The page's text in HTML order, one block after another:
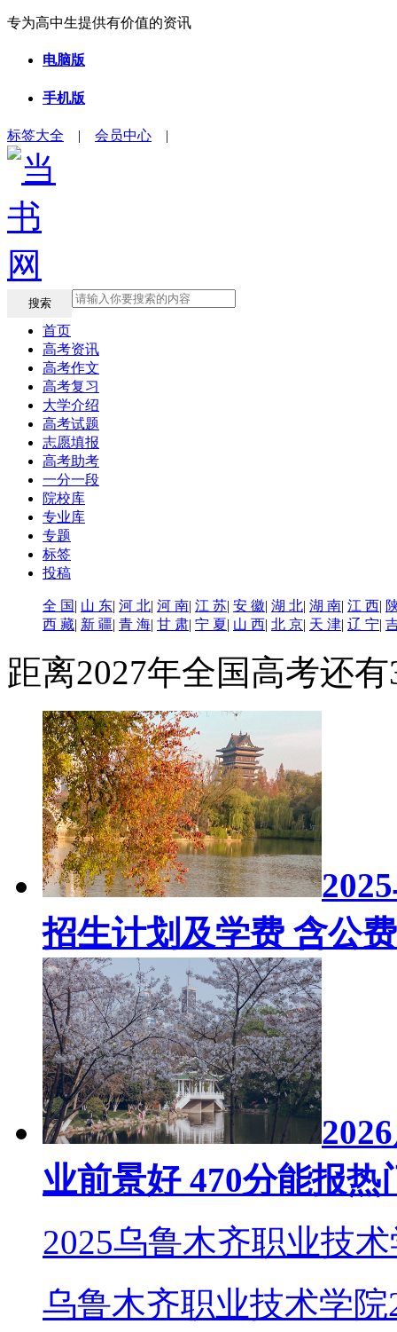
专为高中生提供有价值的资讯
电脑版
手机版
标签大全 | 会员中心 |
搜索
首页
高考资讯
高考作文
高考复习
大学介绍
高考试题
志愿填报
高考助考
一分一段
院校库
专业库
专题
标签
投稿
全 国| 山 东| 河 北| 河 南| 江 苏| 安 徽| 湖 北| 湖 南| 江 西|
西 藏| 新 疆| 青 海| 甘 肃| 宁 夏| 山 西| 北 京| 天 津| 辽 宁|
距离2027年全国高考还有
招生计划及学费 含公
业前景好 470分能报
2025乌鲁木齐职业技
乌鲁木齐职业技术学